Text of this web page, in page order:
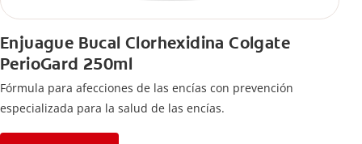
Enjuague Bucal Clorhexidina Colgate
PerioGard 250ml
Fórmula para afecciones de las encías con prevención
especializada para la salud de las encías.